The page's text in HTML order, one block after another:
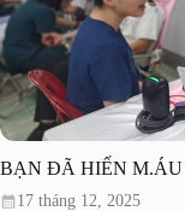
BẠN ĐÃ HIẾN M.ÁU
17 tháng 12, 2025